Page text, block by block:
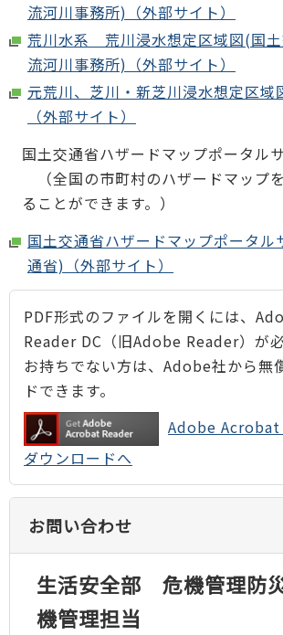
流河川事務所)（外部サイト）
荒川水系 荒川浸水想定区域図(国
流河川事務所)（外部サイト）
元荒川、芝川・新芝川浸水想定区域
（外部サイト）
国土交通省ハザードマップポータル
（全国の市町村のハザードマップ
ることができます。）
国土交通省ハザードマップポータル
通省)（外部サイト）
PDF形式のファイルを開くには、
Reader DC（旧Adobe Reader）が必
お持ちでない方は、Adobe社から無
ドできます。
Adobe Acrobat
ダウンロードへ
お問い合わせ
生活安全部 危機管理防
機管理担当